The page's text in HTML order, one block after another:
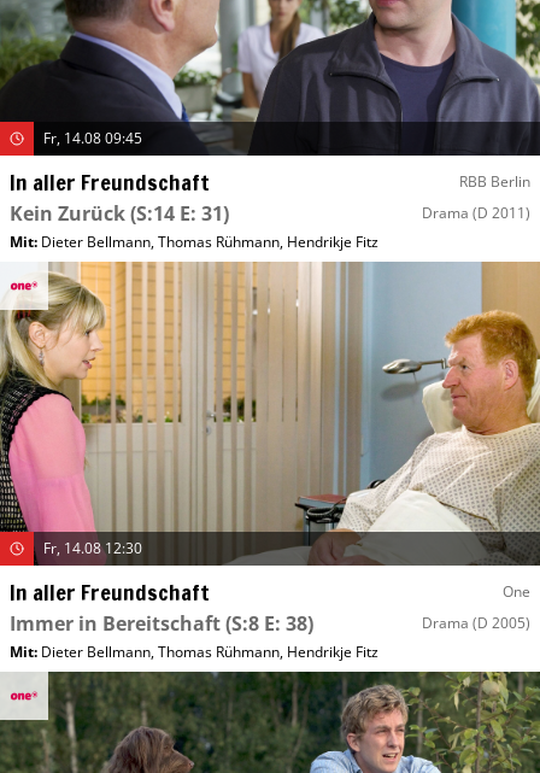
Fr, 14.08 09:45
In aller Freundschaft RBB Berlin
Kein Zurück(S:14 E: 31) Drama (D 2011)
Mit: Dieter Bellmann,Thomas Rühmann, Hendrikje Fitz
Fr, 14.08 12:30
In aller Freundschaft One
Immer in Bereitschaft(S:8 E: 38) Drama (D 2005)
Mit: Dieter Bellmann,Thomas Rühmann, Hendrikje Fitz